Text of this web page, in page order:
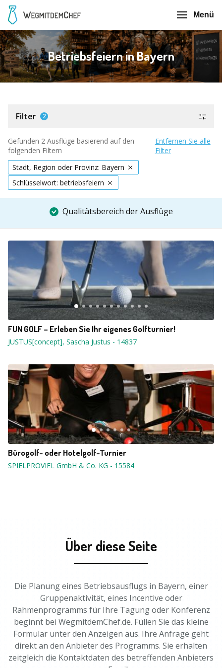
Menü
Betriebsfeiern in Bayern
Filter 2
Gefunden 2 Ausflüge basierend auf den
folgenden Filtern
Entfernen Sie alle
Filter
Stadt, Region oder Provinz: Bayern
Schlüsselwort: betriebsfeiern
Qualitätsbereich der Ausflüge
FUN GOLF – Erleben Sie Ihr eigenes Golfturnier!
JUSTUS[concept], Sascha Justus - 14837
Bürogolf- oder Hotelgolf-Turnier
SPIELPROVIEL GmbH & Co. KG - 15584
Über diese Seite
Die Planung eines Betriebsausflugs in Bayern, einer
Gruppenaktivität, eines Incentive oder
Rahmenprogramms für Ihre Tagung oder Konferenz
beginnt bei WegmitdemChef.de. Füllen Sie das kleine
Formular unter den Anzeigen aus. Ihre Anfrage geht
direkt an den Anbieter des Programms. Sie erhalten
zeitgleich die Kontaktdaten des betreffenden Anbieters